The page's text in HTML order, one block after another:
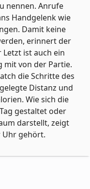
nennen. Anrufe
Handgelenk wie
Damit keine
erinnert der
ist auch ein
mit von der Partie.
die Schritte des
Distanz und
Wie sich die
gestaltet oder
darstellt, zeigt
Uhr gehört.